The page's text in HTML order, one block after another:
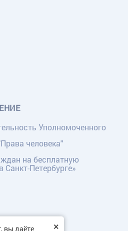
Уполномоченного
человека"
на бесплатную
Петербурге»
×
вы даёте